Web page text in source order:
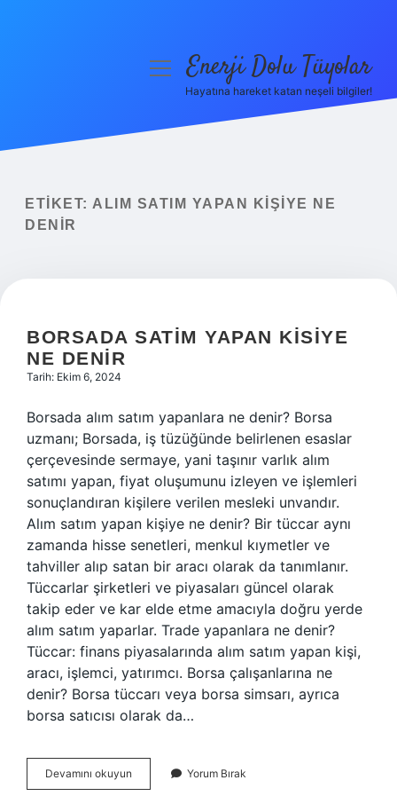
Yasal Uyarı
menüyüEnerji Dolu Tüyolar
Hayatına hareket katan neşeli bilgiler!
ETIKET: ALIM SATIM YAPAN KIŞIYE NE
DENIR
BORSADA SATIM YAPAN KISIYE
NE DENIR
Tarih: Ekim 6, 2024
Borsada alım satım yapanlara ne denir? Borsa
uzmanı; Borsada, iş tüzüğünde belirlenen esaslar
çerçevesinde sermaye, yani taşınır varlık alım
satımı yapan, fiyat oluşumunu izleyen ve işlemleri
sonuçlandıran kişilere verilen mesleki unvandır.
Alım satım yapan kişiye ne denir? Bir tüccar aynı
zamanda hisse senetleri, menkul kıymetler ve
tahviller alıp satan bir aracı olarak da tanımlanır.
Tüccarlar şirketleri ve piyasaları güncel olarak
takip eder ve kar elde etme amacıyla doğru yerde
alım satım yaparlar. Trade yapanlara ne denir?
Tüccar: finans piyasalarında alım satım yapan kişi,
aracı, işlemci, yatırımcı. Borsa çalışanlarına ne
denir? Borsa tüccarı veya borsa simsarı, ayrıca
borsa satıcısı olarak da…
Devamını okuyun Borsada
Satim
Yorum Bırak